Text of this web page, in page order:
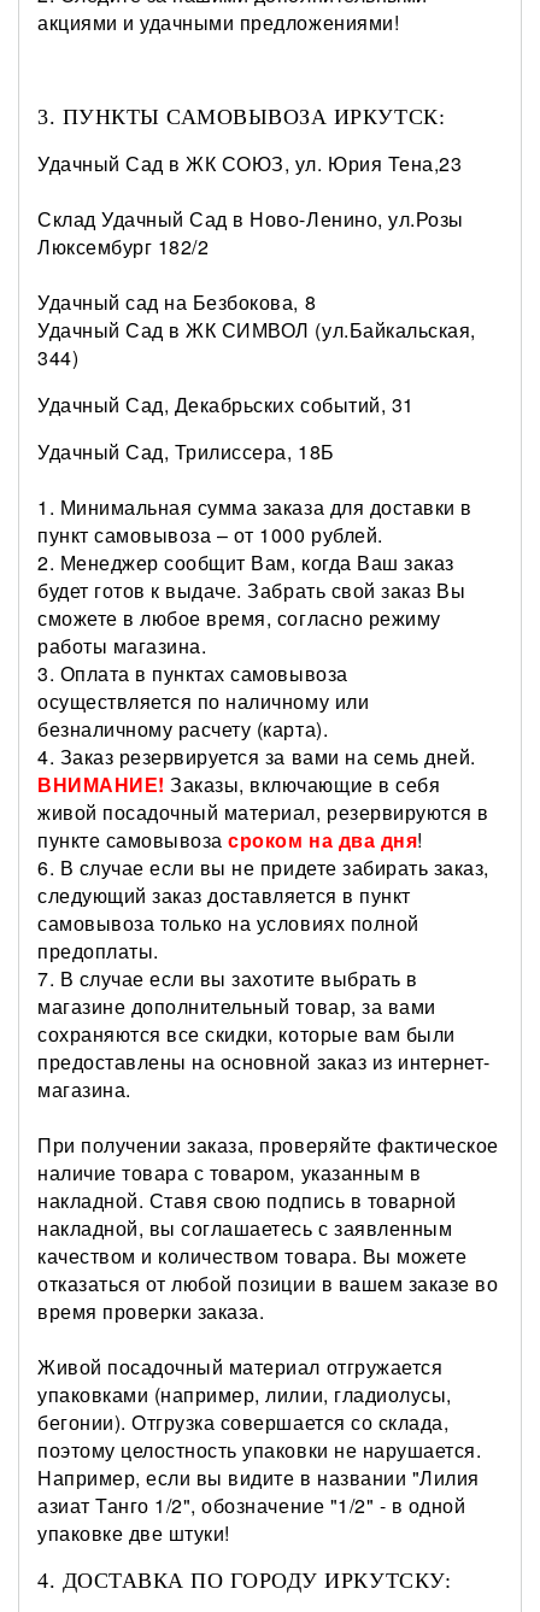
акциями и удачными предложениями!
3. ПУНКТЫ САМОВЫВОЗА ИРКУТСК:
Удачный Сад в ЖК СОЮЗ, ул. Юрия Тена,23
Склад Удачный Сад в Ново-Ленино, ул.Розы
Люксембург 182/2
Удачный сад на Безбокова, 8
Удачный Сад в ЖК СИМВОЛ (ул.Байкальская,
344)
Удачный Сад, Декабрьских событий, 31
Удачный Сад, Трилиссера, 18Б
1. Минимальная сумма заказа для доставки в
пункт самовывоза – от 1000 рублей.
2. Менеджер сообщит Вам, когда Ваш заказ
будет готов к выдаче. Забрать свой заказ Вы
сможете в любое время, согласно режиму
работы магазина.
3. Оплата в пунктах самовывоза
осуществляется по наличному или
безналичному расчету (карта).
4. Заказ резервируется за вами на семь дней.
ВНИМАНИЕ!Заказы, включающие в себя
живой посадочный материал, резервируются в
пункте самовывозасроком на два дня!
6. В случае если вы не придете забирать заказ,
следующий заказ доставляется в пункт
самовывоза только на условиях полной
предоплаты.
7. В случае если вы захотите выбрать в
магазине дополнительный товар, за вами
сохраняются все скидки, которые вам были
предоставлены на основной заказ из интернет-
магазина.
При получении заказа, проверяйте фактическое
наличие товара с товаром, указанным в
накладной. Ставя свою подпись в товарной
накладной, вы соглашаетесь с заявленным
качеством и количеством товара. Вы можете
отказаться от любой позиции в вашем заказе во
время проверки заказа.
Живой посадочный материал отгружается
упаковками (например, лилии, гладиолусы,
бегонии). Отгрузка совершается со склада,
поэтому целостность упаковки не нарушается.
Например, если вы видите в названии "Лилия
азиат Танго 1/2", обозначение "1/2" - в одной
упаковке две штуки!
4. ДОСТАВКА ПО ГОРОДУ ИРКУТСКУ: